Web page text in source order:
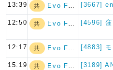
13:39 共 Evo Fund [3667]
12:50 共 Evo Fund
12:17 共 Evo Fund
15:19 共 Evo Fund